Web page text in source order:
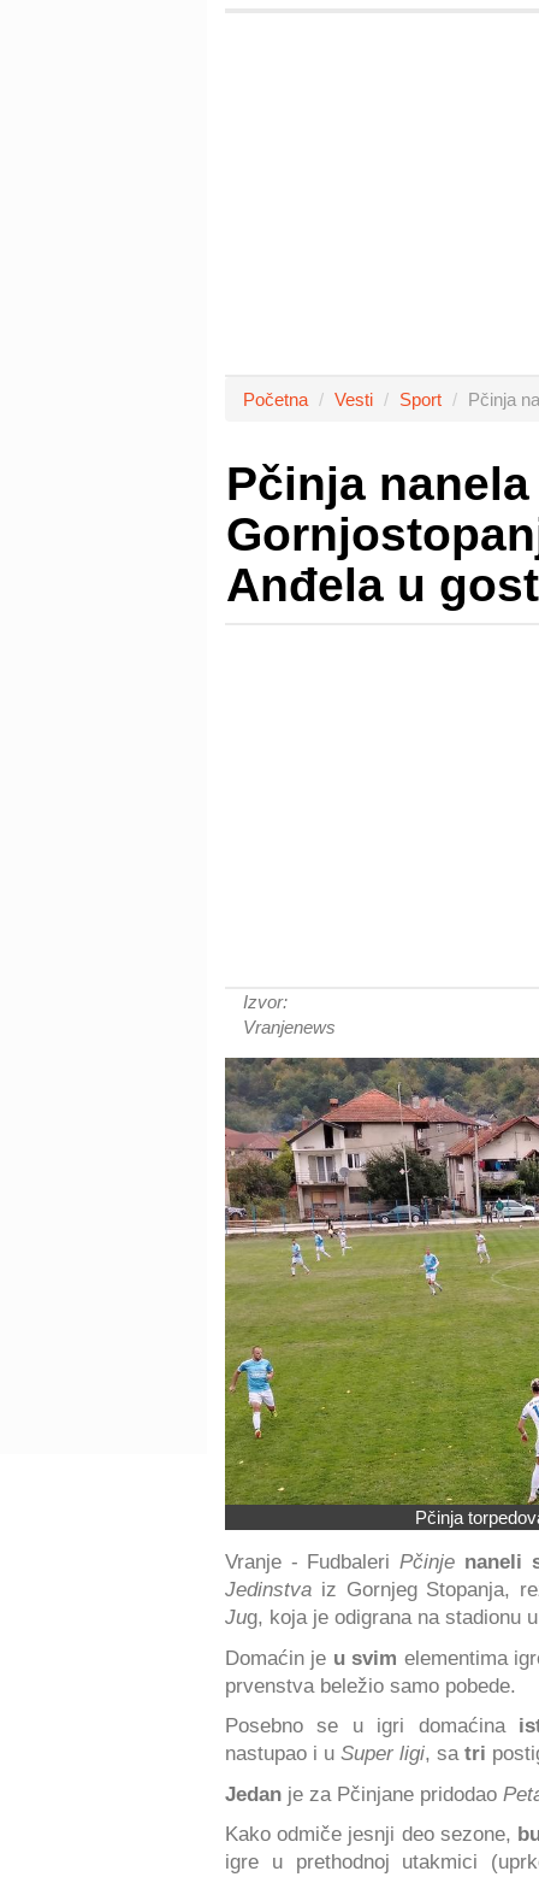
Početna Vesti Sport Pčinja
Pčinja
Anđela u
Izvor:
Vranjenews
Pčinja
Vranje - FudbaleriPčinje naneli
Jedinstva iz Gornjeg Stopanja,
Jug, koja je odigrana na stadionu
Domaćin je u svim elementima
prvenstva beležio samo pobede.
Posebno se u igri domaćina
nastupao i u Super ligi, sa tri
Jedan je za Pčinjane pridodao
Kako odmiče jesnji deo sezone,
igre u prethodnoj utakmici